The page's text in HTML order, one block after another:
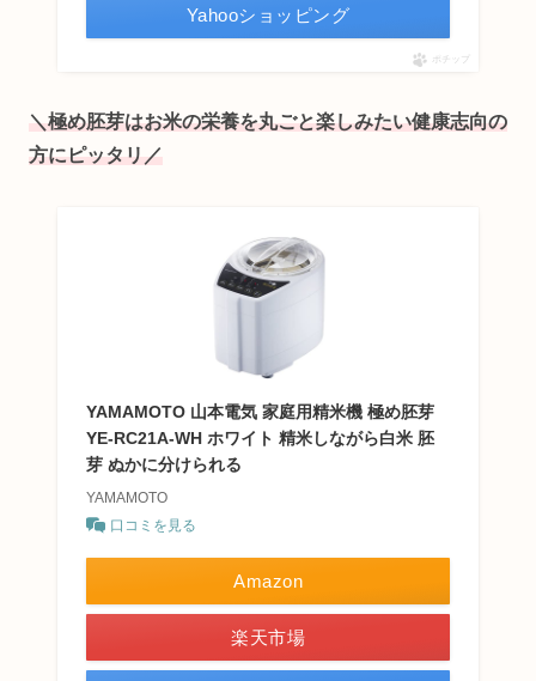
Yahooショッピング
ポチップ
＼極め胚芽はお米の栄養を丸ごと楽しみたい健康志向の
方にピッタリ／
YAMAMOTO 山本電気 家庭用精米機 極め胚芽
YE-RC21A-WH ホワイト 精米しながら白米 胚
芽 ぬかに分けられる
YAMAMOTO
口コミを見る
Amazon
楽天市場